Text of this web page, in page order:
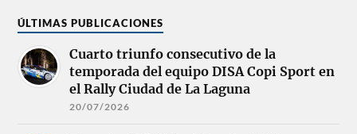
ÚLTIMAS PUBLICACIONES
Cuarto triunfo consecutivo de la
temporada del equipo DISA Copi Sport en
el Rally Ciudad de La Laguna
20/07/2026